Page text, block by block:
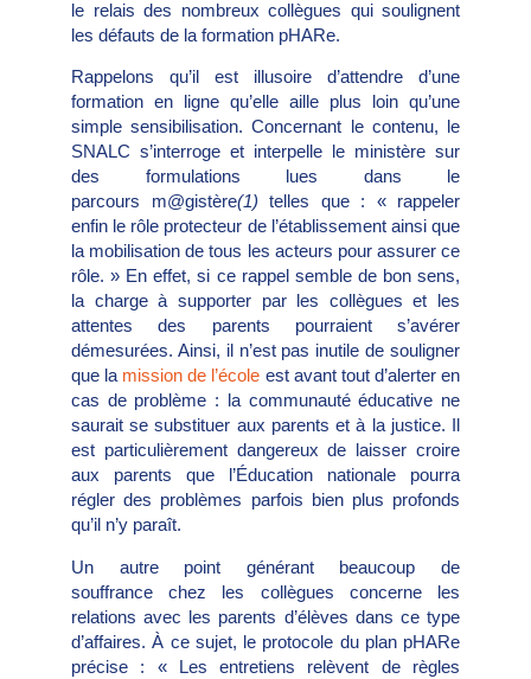
le relais des nombreux collègues qui soulignent
les défauts de la formation pHARe.
Rappelons qu’il est illusoire d’attendre d’une
formation en ligne qu’elle aille plus loin qu’une
simple sensibilisation. Concernant le contenu, le
SNALC s’interroge et interpelle le ministère sur
des formulations lues dans le
parcours m@gistère(1) telles que : « rappeler
enfin le rôle protecteur de l’établissement ainsi que
la mobilisation de tous les acteurs pour assurer ce
rôle. » En effet, si ce rappel semble de bon sens,
la charge à supporter par les collègues et les
attentes des parents pourraient s’avérer
démesurées. Ainsi, il n’est pas inutile de souligner
que la mission de l’école est avant tout d’alerter en
cas de problème : la communauté éducative ne
saurait se substituer aux parents et à la justice. Il
est particulièrement dangereux de laisser croire
aux parents que l’Éducation nationale pourra
régler des problèmes parfois bien plus profonds
qu’il n’y paraît.
Un autre point générant beaucoup de
souffrance chez les collègues concerne les
relations avec les parents d’élèves dans ce type
d’affaires. À ce sujet, le protocole du plan pHARe
précise : « Les entretiens relèvent de règles